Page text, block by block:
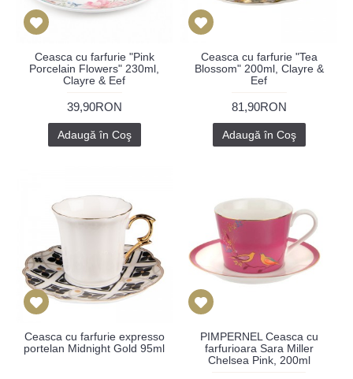
Ceasca cu farfurie "Pink
Porcelain Flowers" 230ml,
Clayre & Eef
39,90RON
Adaugă în Coş
Ceasca cu farfurie "Tea
Blossom" 200ml, Clayre &
Eef
81,90RON
Adaugă în Coş
Ceasca cu farfurie expresso
portelan Midnight Gold 95ml
PIMPERNEL Ceasca cu
farfurioara Sara Miller
Chelsea Pink, 200ml